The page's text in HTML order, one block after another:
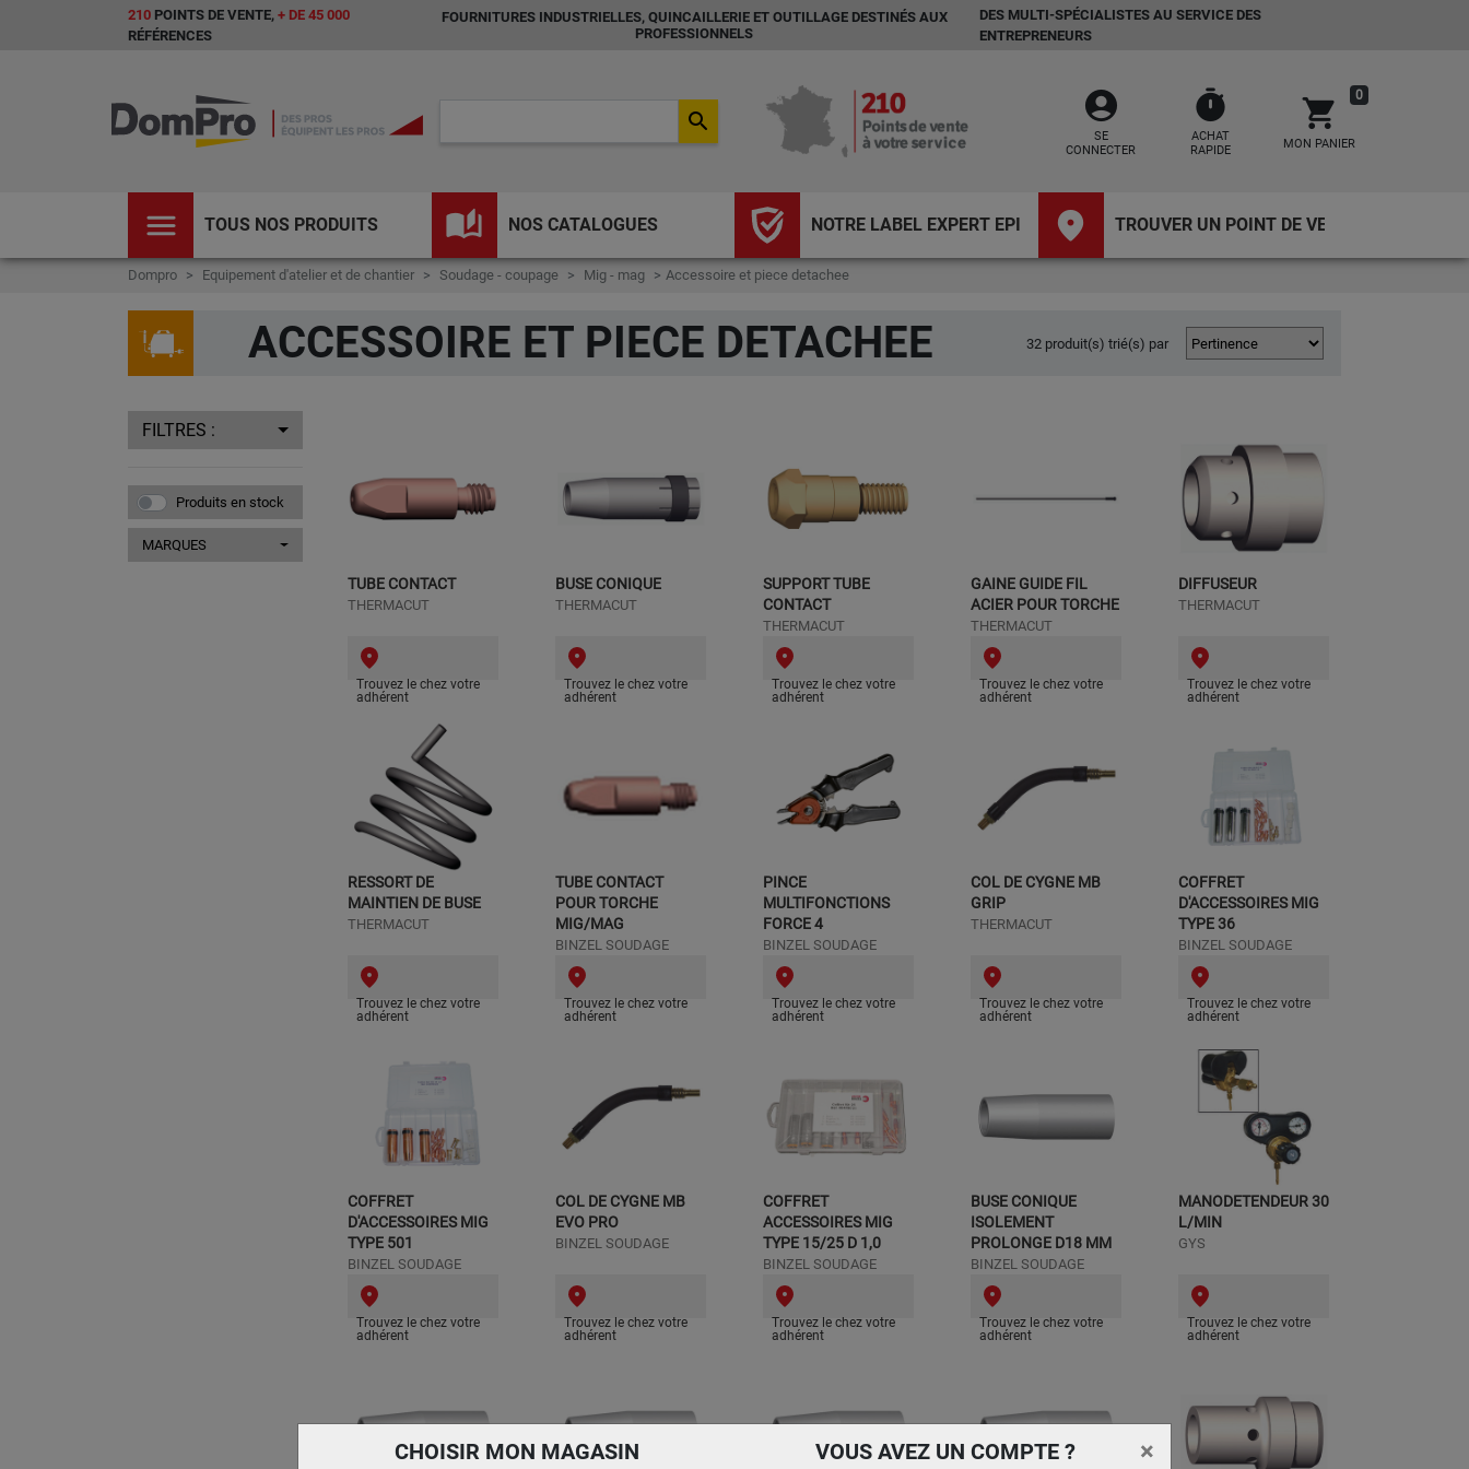
210 POINTS DE VENTE, + DE 45 000
RÉFÉRENCES
FOURNITURES INDUSTRIELLES, QUINCAILLERIE ET OUTILLAGE DESTINÉS AUX
PROFESSIONNELS
DES MULTI-SPÉCIALISTES AU SERVICE DES
ENTREPRENEURS
search account_circle
SE
CONNECTER
timer
ACHAT
RAPIDE
shopping_cart
MON PANIER
0
menu TOUS NOS PRODUITS auto_stories NOS CATALOGUES NOTRE LABEL EXPERT EPI place TROUVER UN POINT DE VENTE
Dompro Equipement d'atelier et de chantier Soudage - coupage Mig - mag Accessoire et piece detachee
ACCESSOIRE ET PIECE DETACHEE 32 produit(s) trié(s) par
FILTRES :
Produits en stock
MARQUES
TUBE CONTACT
THERMACUT
Trouvez le chez votre
adhérent
BUSE CONIQUE
THERMACUT
Trouvez le chez votre
adhérent
SUPPORT TUBE
CONTACT
THERMACUT
Trouvez le chez votre
adhérent
GAINE GUIDE FIL
ACIER POUR TORCHE
THERMACUT
Trouvez le chez votre
adhérent
DIFFUSEUR
THERMACUT
Trouvez le chez votre
adhérent
RESSORT DE
MAINTIEN DE BUSE
THERMACUT
Trouvez le chez votre
adhérent
TUBE CONTACT
POUR TORCHE
MIG/MAG
BINZEL SOUDAGE
Trouvez le chez votre
adhérent
PINCE
MULTIFONCTIONS
FORCE 4
BINZEL SOUDAGE
Trouvez le chez votre
adhérent
COL DE CYGNE MB
GRIP
THERMACUT
Trouvez le chez votre
adhérent
COFFRET
D'ACCESSOIRES MIG
TYPE 36
BINZEL SOUDAGE
Trouvez le chez votre
adhérent
COFFRET
D'ACCESSOIRES MIG
TYPE 501
BINZEL SOUDAGE
Trouvez le chez votre
adhérent
COL DE CYGNE MB
EVO PRO
BINZEL SOUDAGE
Trouvez le chez votre
adhérent
COFFRET
ACCESSOIRES MIG
TYPE 15/25 D 1,0
BINZEL SOUDAGE
Trouvez le chez votre
adhérent
BUSE CONIQUE
ISOLEMENT
PROLONGE D18 MM
BINZEL SOUDAGE
Trouvez le chez votre
adhérent
MANODETENDEUR 30
L/MIN
GYS
Trouvez le chez votre
adhérent
CHOISIR MON MAGASIN VOUS AVEZ UN COMPTE ? ×